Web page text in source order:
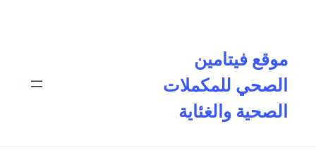
موقع فيتامين
الصحي للمكملات
الصحية والغئاية